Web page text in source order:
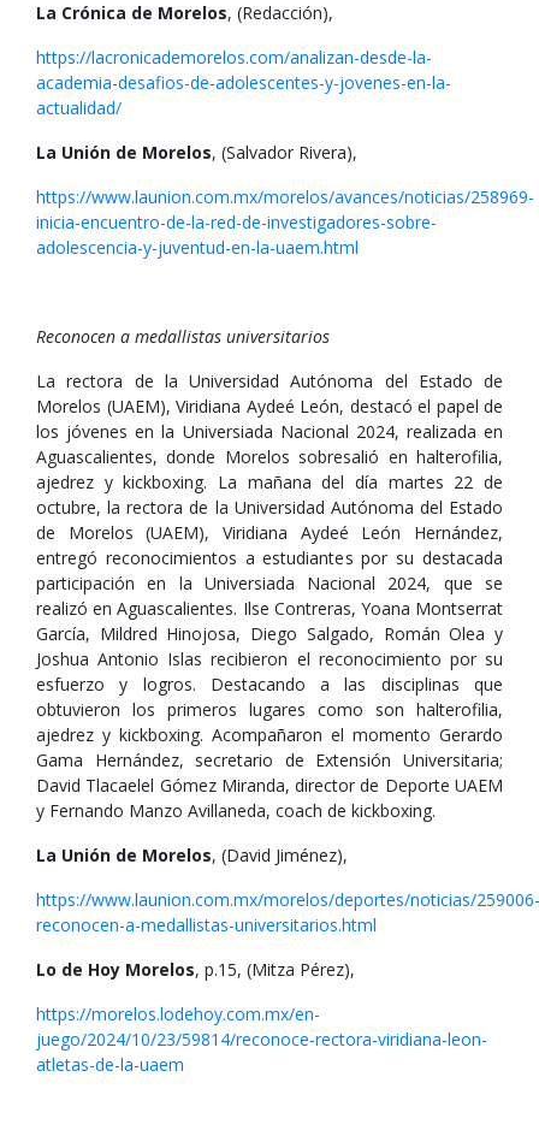
La Crónica de Morelos, (Redacción),
https://lacronicademorelos.com/analizan-desde-la-
academia-desafios-de-adolescentes-y-jovenes-en-la-
actualidad/
La Unión de Morelos, (Salvador Rivera),
https://www.launion.com.mx/morelos/avances/noticias/258969-
inicia-encuentro-de-la-red-de-investigadores-sobre-
adolescencia-y-juventud-en-la-uaem.html
Reconocen a medallistas universitarios
La rectora de la Universidad Autónoma del Estado de
Morelos (UAEM), Viridiana Aydeé León, destacó el papel de
los jóvenes en la Universiada Nacional 2024, realizada en
Aguascalientes, donde Morelos sobresalió en halterofilia,
ajedrez y kickboxing. La mañana del día martes 22 de
octubre, la rectora de la Universidad Autónoma del Estado
de Morelos (UAEM), Viridiana Aydeé León Hernández,
entregó reconocimientos a estudiantes por su destacada
participación en la Universiada Nacional 2024, que se
realizó en Aguascalientes. Ilse Contreras, Yoana Montserrat
García, Mildred Hinojosa, Diego Salgado, Román Olea y
Joshua Antonio Islas recibieron el reconocimiento por su
esfuerzo y logros. Destacando a las disciplinas que
obtuvieron los primeros lugares como son halterofilia,
ajedrez y kickboxing. Acompañaron el momento Gerardo
Gama Hernández, secretario de Extensión Universitaria;
David Tlacaelel Gómez Miranda, director de Deporte UAEM
y Fernando Manzo Avillaneda, coach de kickboxing.
La Unión de Morelos, (David Jiménez),
https://www.launion.com.mx/morelos/deportes/noticias/259006-
reconocen-a-medallistas-universitarios.html
Lo de Hoy Morelos, p.15, (Mitza Pérez),
https://morelos.lodehoy.com.mx/en-
juego/2024/10/23/59814/reconoce-rectora-viridiana-leon-
atletas-de-la-uaem